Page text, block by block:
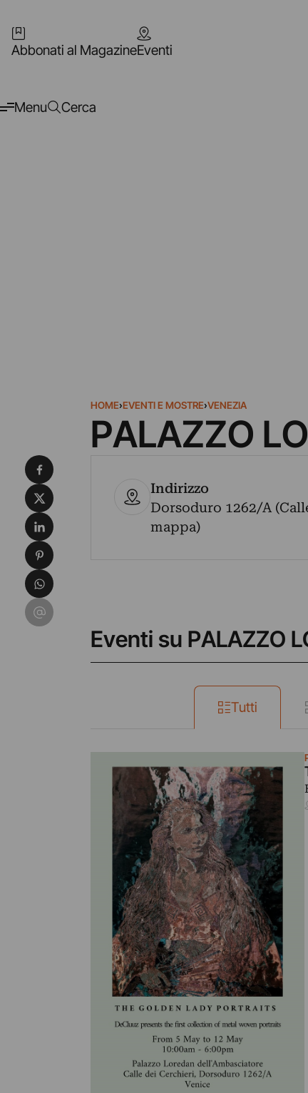
Abbonati al MagazineEventi
Menu Cerca
HOME›EVENTI E MOSTRE›VENEZIA
PALAZZO
Indirizzo
Dorsoduro 1262/A
mappa)
Eventi su PALAZZO
Tutti
Condividi su Facebook
Condividi su X
Condividi su LinkedIn
Condividi su Pinterest
Condividi su WhatsApp
Condividi su Email